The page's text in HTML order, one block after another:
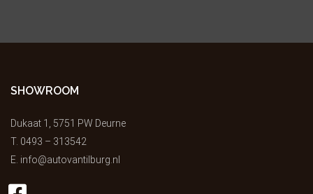
SHOWROOM
Dukaat 1, 5751 PW Deurne
T. 0493 – 313542
E. info@autovantilburg.nl